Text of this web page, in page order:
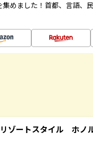
めました！首都、言語、
ゾートスタイル ホノ